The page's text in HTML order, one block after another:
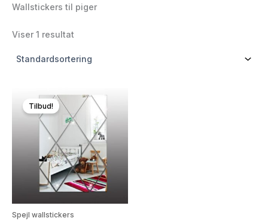
Wallstickers til piger
Viser 1 resultat
Tilbud!
Spejl wallstickers